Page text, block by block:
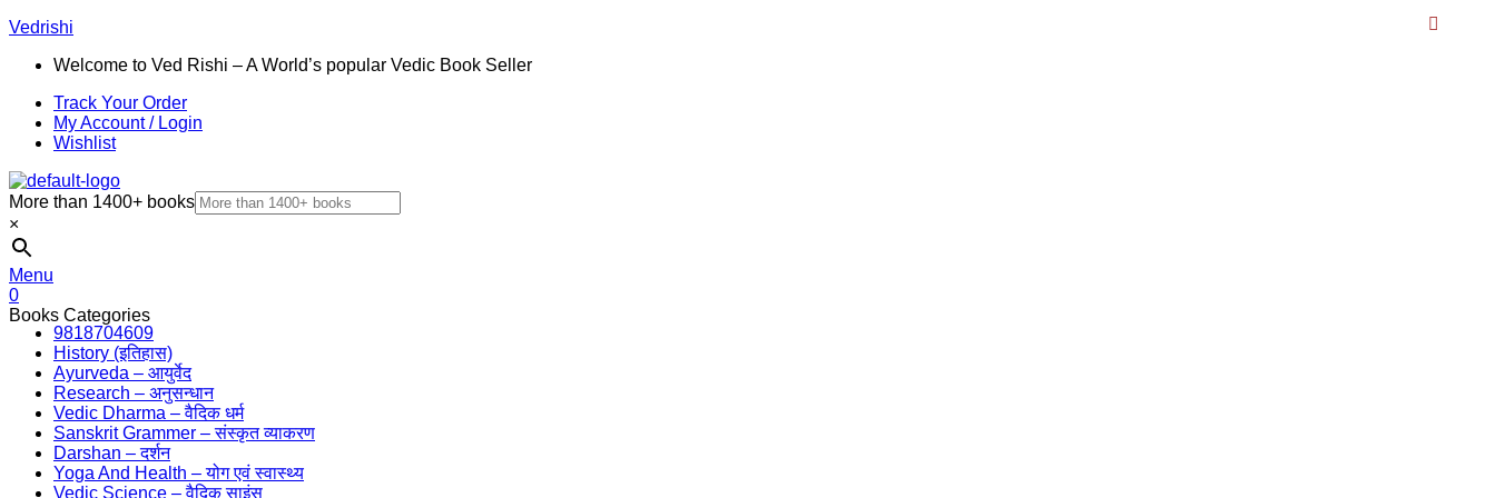
Vedrishi
Welcome to Ved Rishi – A World’s popular Vedic Book Seller
Track Your Order
My Account / Login
Wishlist
More than 1400+ books
×
Menu
0
9818704609
Books Categories
History (इतिहास)
Ayurveda – आयुर्वेद
Research – अनुसन्धान
Vedic Dharma – वैदिक धर्म
Sanskrit Grammer – संस्कृत व्याकरण
Darshan – दर्शन
Yoga And Health – योग एवं स्वास्थ्य
Vedic Science – वैदिक साइंस